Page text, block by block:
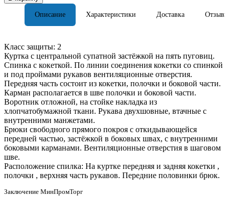
Описание Характеристики Доставка Отзывы
Класс защиты: 2
Куртка с центральной супатной застёжкой на пять пуговиц.
Спинка с кокеткой. По линии соединения кокетки со спинкой
и под проймами рукавов вентиляционные отверстия.
Передняя часть состоит из кокетки, полочки и боковой части.
Карман располагается в шве полочки и боковой части.
Воротник отложной, на стойке накладка из
хлопчатобумажной ткани. Рукава двухшовные, втачные с
внутренними манжетами.
Брюки свободного прямого покроя с откидывающейся
передней частью, застёжкой в боковых швах, с внутренними
боковыми карманами. Вентиляционные отверстия в шаговом
шве.
Расположение спилка: На куртке передняя и задняя кокетки ,
полочки , верхняя часть рукавов. Передние половинки брюк.
Заключение МинПромТорг